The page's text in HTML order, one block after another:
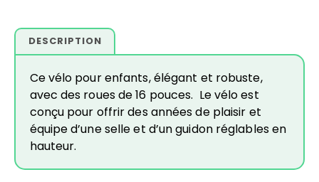
DESCRIPTION
Ce vélo pour enfants, élégant et robuste,
avec des roues de 16 pouces. Le vélo est
conçu pour offrir des années de plaisir et
équipe d’une selle et d’un guidon réglables en
hauteur.